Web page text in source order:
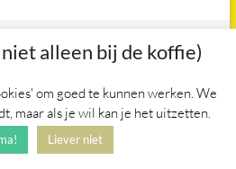
.
alleen bij de koffie)
om goed te kunnen werken. We
maar als je wil kan je het uitzetten.
Liever niet